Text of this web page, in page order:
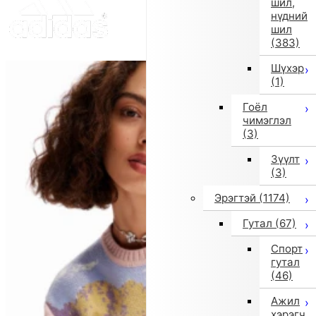
нүдний
шил
(383)
Шүхэр
(1)
Гоёл
чимэглэл
(3)
Зүүлт
(3)
Эрэгтэй (1174)
Гутал (67)
Спорт
гутал
(46)
Ажил